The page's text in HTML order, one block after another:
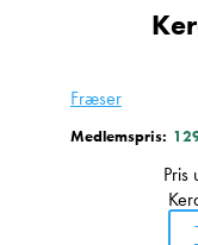
Fræser
Medlemspris:
Pris